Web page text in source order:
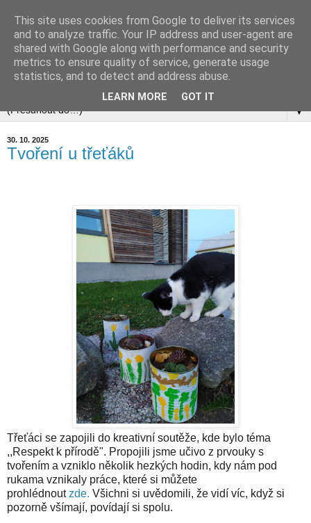
▼
30. 10. 2025
Tvoření u třeťáků
Třeťáci se zapojili do kreativní soutěže, kde bylo téma
,,Respekt k přírodě". Propojili jsme učivo z prvouky s
tvořením a vzniklo několik hezkých hodin, kdy nám pod
rukama vznikaly práce, které si můžete
prohlédnoutzde. Všichni si uvědomili, že vidí víc, když si
pozorně všímají, povídají si spolu.
This site uses cookies from Google to deliver its services
and to analyze traffic. Your IP address and user-agent are
shared with Google along with performance and security
metrics to ensure quality of service, generate usage
statistics, and to detect and address abuse.
LEARN MORE GOT IT